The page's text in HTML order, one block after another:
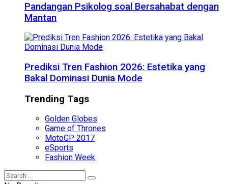
Pandangan Psikolog soal Bersahabat dengan
Mantan
Prediksi Tren Fashion 2026: Estetika yang
Bakal Dominasi Dunia Mode
Trending Tags
Golden Globes
Game of Thrones
MotoGP 2017
eSports
Fashion Week